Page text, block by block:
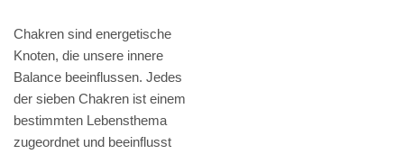
Chakren sind energetische
Knoten, die unsere innere
Balance beeinflussen. Jedes
der sieben Chakren ist einem
bestimmten Lebensthema
zugeordnet und beeinflusst